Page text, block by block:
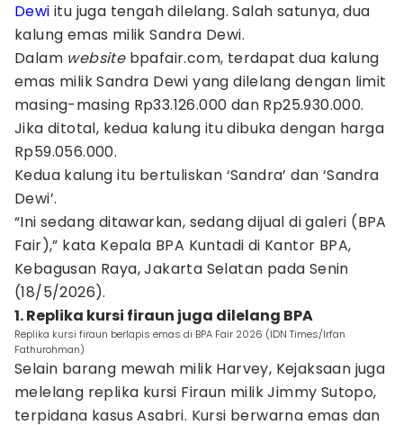
Dewi itu juga tengah dilelang. Salah satunya, dua
kalung emas milik Sandra Dewi.
Dalam websitebpafair.com, terdapat dua kalung
emas milik Sandra Dewi yang dilelang dengan limit
masing-masing Rp33.126.000 dan Rp25.930.000.
Jika ditotal, kedua kalung itu dibuka dengan harga
Rp59.056.000.
Kedua kalung itu bertuliskan ‘Sandra’ dan ‘Sandra
Dewi’.
“Ini sedang ditawarkan, sedang dijual di galeri (BPA
Fair),” kata Kepala BPA Kuntadi di Kantor BPA,
Kebagusan Raya, Jakarta Selatan pada Senin
(18/5/2026).
1. Replika kursi firaun juga dilelang BPA
Replika kursi firaun berlapis emas di BPA Fair 2026 (IDN Times/Irfan
Fathurohman)
Selain barang mewah milik Harvey, Kejaksaan juga
melelang replika kursi Firaun milik Jimmy Sutopo,
terpidana kasus Asabri. Kursi berwarna emas dan